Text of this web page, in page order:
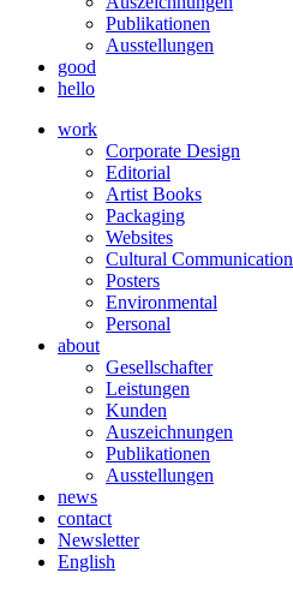
Publikationen
Ausstellungen
good
hello
work
Corporate Design
Editorial
Artist Books
Packaging
Websites
Cultural Communication
Posters
Environmental
Personal
about
Gesellschafter
Leistungen
Kunden
Auszeichnungen
Publikationen
Ausstellungen
news
contact
Newsletter
English